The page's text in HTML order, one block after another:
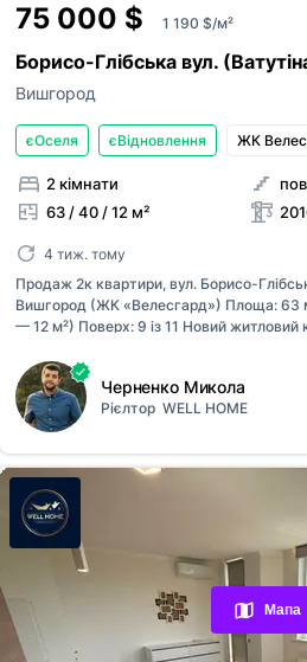
Контакти
Обрані оголошення
Переглянуті оголошення
75 000 $ 1 190 $/м²
Борисо-Глібська вул.
Вишгород
єОселя єВідновлення ЖК
2 кімнати
63 / 40 / 12 м²
4 тиж. тому
Продаж 2к квартири, вул. Борисо-
Вишгород (ЖК «Велесгард») Площа: 63
— 12 м²) Поверх: 9 із 11 Новий
цегляні, будинок утеплений. Квартира
ремонтом і зручним плануванням: дві
два санвузли, незасклений балкон.
та технікою — усе залишається новому
обладнання: холодильник, газова
мікрохвильова піч, пральна машина,
двоконтурний котел, який забезпечує
вод...
Черненко Микола
Рієлтор WELL HOME
Мапа